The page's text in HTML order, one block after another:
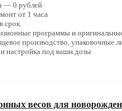
— 0 рублей
от 1 часа
срок
программы и
производство, упаковочные
настройка под ваши дозы
весов для